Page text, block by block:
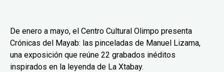
De enero a mayo, el Centro Cultural Olimpo presenta
Crónicas del Mayab: las pinceladas de Manuel Lizama,
una exposición que reúne 22 grabados inéditos
inspirados en la leyenda de La Xtabay.